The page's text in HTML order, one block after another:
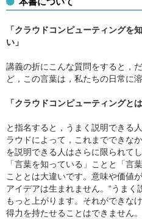
「クラウドコンピューティングを
い」
講義の折にこんな質問をすると，
ど，この言葉は，私たちの日常に
「クラウドコンピューティングと
と指名すると，うまく説明できる
ラウドによって，これまでできな
を説明できる人はさらに限られてし
「言葉を知っている」ことと「言
こととは大違いです。意味や価値
アイデアは生まれません。“うまく
もっと上がります。それができな
得力を持たせることはできません。